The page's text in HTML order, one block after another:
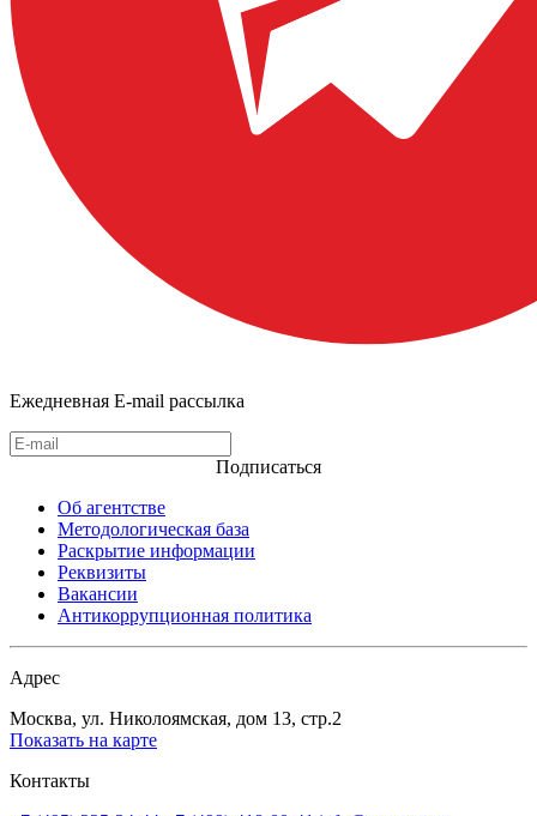
Ежедневная E-mail рассылка
Подписаться
Об агентстве
Методологическая база
Раскрытие информации
Реквизиты
Вакансии
Антикоррупционная политика
Адрес
Москва, ул. Николоямская, дом 13, стр.2
Показать на карте
Контакты